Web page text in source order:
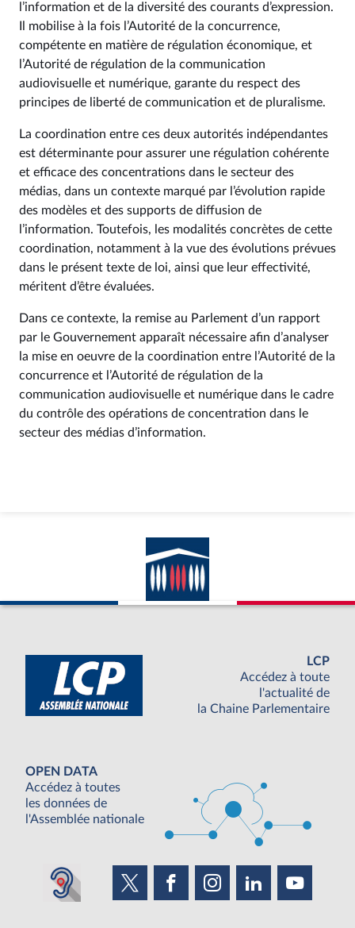
l’information et de la diversité des courants d’expression.
Il mobilise à la fois l’Autorité de la concurrence,
compétente en matière de régulation économique, et
l’Autorité de régulation de la communication
audiovisuelle et numérique, garante du respect des
principes de liberté de communication et de pluralisme.
La coordination entre ces deux autorités indépendantes
est déterminante pour assurer une régulation cohérente
et efficace des concentrations dans le secteur des
médias, dans un contexte marqué par l’évolution rapide
des modèles et des supports de diffusion de
l’information. Toutefois, les modalités concrètes de cette
coordination, notamment à la vue des évolutions prévues
dans le présent texte de loi, ainsi que leur effectivité,
méritent d’être évaluées.
Dans ce contexte, la remise au Parlement d’un rapport
par le Gouvernement apparaît nécessaire afin d’analyser
la mise en oeuvre de la coordination entre l’Autorité de la
concurrence et l’Autorité de régulation de la
communication audiovisuelle et numérique dans le cadre
du contrôle des opérations de concentration dans le
secteur des médias d’information.
LCP
Accédez à toute
l'actualité de
la Chaine Parlementaire
OPEN DATA
Accédez à toutes
les données de
l'Assemblée nationale